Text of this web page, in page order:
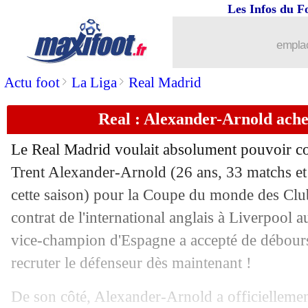
Actu foot> La Liga> Real Madrid
Les Infos du
Real : Alexander-Arnold
Le Real Madrid voulait absolument pouvoir
Trent Alexander-Arnold (26 ans, 33 matchs
cette saison) pour la Coupe du monde des
contrat de l'international anglais à Liverpool
vice-champion d'Espagne a accepté de
recruter le défenseur dès maintenant !
De son côté, Alexander-Arnold a
: Hakimi a l'Inter dans son
30/05 Lens: Nancy aussi envisagé pour le
: Papin se livre sur son départ
30/05 EdF: la créativité, Deschamps répond
30/05 PSG: le BO ? Dembélé pense
30/05 EdF: Mbappé-Tchouaméni, DD
30/05 Nantes: Benhattab a prolongé
EdF : le PSG, Deschamps réaffirme